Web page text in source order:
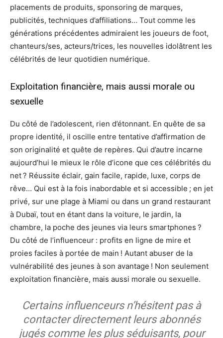
placements de produits, sponsoring de marques,
publicités, techniques d’affiliations… Tout comme les
générations précédentes admiraient les joueurs de foot,
chanteurs/ses, acteurs/trices, les nouvelles idolâtrent les
célébrités de leur quotidien numérique.
Exploitation financière, mais aussi morale ou
sexuelle
Du côté de l’adolescent, rien d’étonnant. En quête de sa
propre identité, il oscille entre tentative d’affirmation de
son originalité et quête de repères. Qui d’autre incarne
aujourd’hui le mieux le rôle d’icone que ces célébrités du
net ? Réussite éclair, gain facile, rapide, luxe, corps de
rêve… Qui est à la fois inabordable et si accessible ; en jet
privé, sur une plage à Miami ou dans un grand restaurant
à Dubaï, tout en étant dans la voiture, le jardin, la
chambre, la poche des jeunes via leurs smartphones ?
Du côté de l’influenceur : profits en ligne de mire et
proies faciles à portée de main ! Autant abuser de la
vulnérabilité des jeunes à son avantage ! Non seulement
exploitation financière, mais aussi morale ou sexuelle.
Certains influenceurs n’hésitent pas à
contacter directement leurs abonnés
jugés comme les plus séduisants, pour